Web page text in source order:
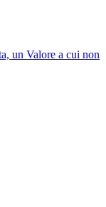
un Valore a cui non